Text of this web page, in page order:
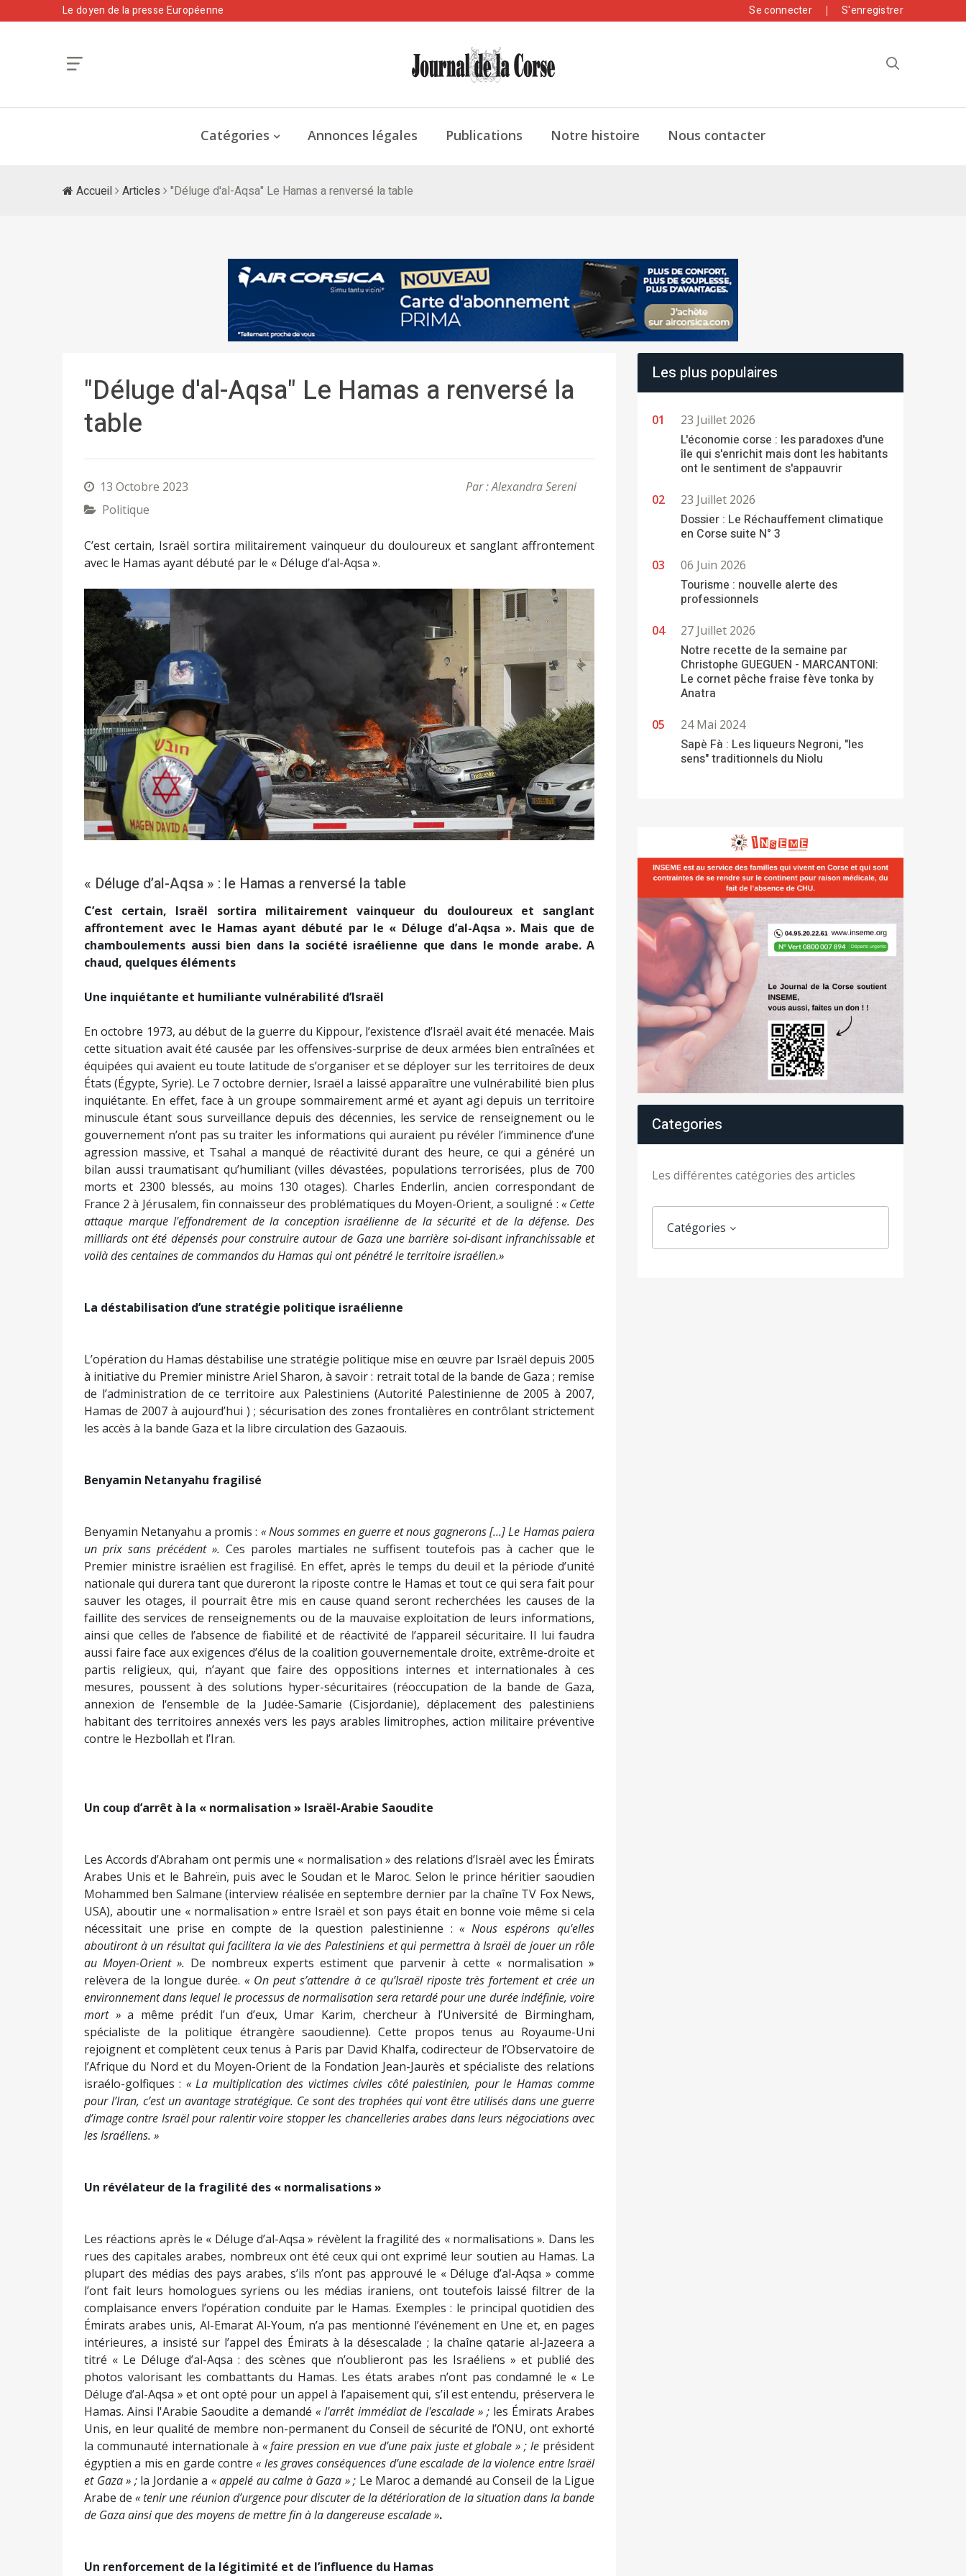
Le doyen de la presse Européenne Se connecter S'enregistrer
Catégories Annonces légales Publications Notre histoire Nous contacter
Accueil Articles "Déluge d'al-Aqsa" Le Hamas a renversé la table
"Déluge d'al-Aqsa" Le Hamas a renversé la
table
13 Octobre 2023
Par : Alexandra Sereni
Politique
C’est certain, Israël sortira militairement vainqueur du douloureux et sanglant affrontement
avec le Hamas ayant débuté par le « Déluge d’al-Aqsa ».
Précédent Suivant
« Déluge d’al-Aqsa » : le Hamas a renversé la table
C’est certain, Israël sortira militairement vainqueur du douloureux et sanglant
affrontement avec le Hamas ayant débuté par le « Déluge d’al-Aqsa ». Mais que de
chamboulements aussi bien dans la société israélienne que dans le monde arabe. A
chaud, quelques éléments
Une inquiétante et humiliante vulnérabilité d’Israël
En octobre 1973, au début de la guerre du Kippour, l’existence d’Israël avait été menacée. Mais
cette situation avait été causée par les offensives-surprise de deux armées bien entraînées et
équipées qui avaient eu toute latitude de s’organiser et se déployer sur les territoires de deux
États (Égypte, Syrie). Le 7 octobre dernier, Israël a laissé apparaître une vulnérabilité bien plus
inquiétante. En effet, face à un groupe sommairement armé et ayant agi depuis un territoire
minuscule étant sous surveillance depuis des décennies, les service de renseignement ou le
gouvernement n’ont pas su traiter les informations qui auraient pu révéler l’imminence d’une
agression massive, et Tsahal a manqué de réactivité durant des heure, ce qui a généré un
bilan aussi traumatisant qu’humiliant (villes dévastées, populations terrorisées, plus de 700
morts et 2300 blessés, au moins 130 otages). Charles Enderlin, ancien correspondant de
France 2 à Jérusalem, fin connaisseur des problématiques du Moyen-Orient, a souligné : « Cette
attaque marque l'effondrement de la conception israélienne de la sécurité et de la défense. Des
milliards ont été dépensés pour construire autour de Gaza une barrière soi-disant infranchissable et
voilà des centaines de commandos du Hamas qui ont pénétré le territoire israélien.»
La déstabilisation d’une stratégie politique israélienne
L’opération du Hamas déstabilise une stratégie politique mise en œuvre par Israël depuis 2005
à initiative du Premier ministre Ariel Sharon, à savoir : retrait total de la bande de Gaza ; remise
de l’administration de ce territoire aux Palestiniens (Autorité Palestinienne de 2005 à 2007,
Hamas de 2007 à aujourd’hui ) ; sécurisation des zones frontalières en contrôlant strictement
les accès à la bande Gaza et la libre circulation des Gazaouis.
Benyamin Netanyahu fragilisé
Benyamin Netanyahu a promis : « Nous sommes en guerre et nous gagnerons […] Le Hamas paiera
un prix sans précédent ». Ces paroles martiales ne suffisent toutefois pas à cacher que le
Premier ministre israélien est fragilisé. En effet, après le temps du deuil et la période d’unité
nationale qui durera tant que dureront la riposte contre le Hamas et tout ce qui sera fait pour
sauver les otages, il pourrait être mis en cause quand seront recherchées les causes de la
faillite des services de renseignements ou de la mauvaise exploitation de leurs informations,
ainsi que celles de l’absence de fiabilité et de réactivité de l’appareil sécuritaire. Il lui faudra
aussi faire face aux exigences d’élus de la coalition gouvernementale droite, extrême-droite et
partis religieux, qui, n’ayant que faire des oppositions internes et internationales à ces
mesures, poussent à des solutions hyper-sécuritaires (réoccupation de la bande de Gaza,
annexion de l‘ensemble de la Judée-Samarie (Cisjordanie), déplacement des palestiniens
habitant des territoires annexés vers les pays arables limitrophes, action militaire préventive
contre le Hezbollah et l’Iran.
Un coup d’arrêt à la « normalisation » Israël-Arabie Saoudite
Les Accords d’Abraham ont permis une « normalisation » des relations d’Israël avec les Émirats
Arabes Unis et le Bahreïn, puis avec le Soudan et le Maroc. Selon le prince héritier saoudien
Mohammed ben Salmane (interview réalisée en septembre dernier par la chaîne TV Fox News,
USA), aboutir une « normalisation » entre Israël et son pays était en bonne voie même si cela
nécessitait une prise en compte de la question palestinienne :« Nous espérons qu'elles
aboutiront à un résultat qui facilitera la vie des Palestiniens et qui permettra à Israël de jouer un rôle
au Moyen-Orient ». De nombreux experts estiment que parvenir à cette « normalisation »
relèvera de la longue durée. « On peut s’attendre à ce qu’Israël riposte très fortement et crée un
environnement dans lequel le processus de normalisation sera retardé pour une durée indéfinie, voire
mort »a même prédit l’un d’eux, Umar Karim, chercheur à l’Université de Birmingham,
spécialiste de la politique étrangère saoudienne). Cette propos tenus au Royaume-Uni
rejoignent et complètent ceux tenus à Paris par David Khalfa, codirecteur de l’Observatoire de
l’Afrique du Nord et du Moyen-Orient de la Fondation Jean-Jaurès et spécialiste des relations
israélo-golfiques : « La multiplication des victimes civiles côté palestinien, pour le Hamas comme
pour l’Iran, c’est un avantage stratégique. Ce sont des trophées qui vont être utilisés dans une guerre
d’image contre Israël pour ralentir voire stopper les chancelleries arabes dans leurs négociations avec
les Israéliens. »
Un révélateur de la fragilité des « normalisations »
Les réactions après le « Déluge d’al-Aqsa » révèlent la fragilité des « normalisations ». Dans les
rues des capitales arabes, nombreux ont été ceux qui ont exprimé leur soutien au Hamas. La
plupart des médias des pays arabes, s’ils n’ont pas approuvé le « Déluge d’al-Aqsa » comme
l’ont fait leurs homologues syriens ou les médias iraniens, ont toutefois laissé filtrer de la
complaisance envers l’opération conduite par le Hamas. Exemples : le principal quotidien des
Émirats arabes unis, Al-Emarat Al-Youm, n’a pas mentionné l’événement en Une et, en pages
intérieures, a insisté sur l’appel des Émirats à la désescalade ; la chaîne qatarie al-Jazeera a
titré « Le Déluge d’al-Aqsa : des scènes que n’oublieront pas les Israéliens » et publié des
photos valorisant les combattants du Hamas. Les états arabes n’ont pas condamné le « Le
Déluge d’al-Aqsa » et ont opté pour un appel à l’apaisement qui, s’il est entendu, préservera le
Hamas. Ainsi l'Arabie Saoudite a demandé« l'arrêt immédiat de l'escalade » ; les Émirats Arabes
Unis, en leur qualité de membre non-permanent du Conseil de sécurité de l’ONU, ont exhorté
la communauté internationale à « faire pression en vue d’une paix juste et globale » ; le président
égyptien a mis en garde contre« les graves conséquences d’une escalade de la violence entre Israël
et Gaza » ; la Jordanie a « appelé au calme à Gaza » ; Le Maroc a demandé au Conseil de la Ligue
Arabe de« tenir une réunion d’urgence pour discuter de la détérioration de la situation dans la bande
de Gaza ainsi que des moyens de mettre fin à la dangereuse escalade ».
Un renforcement de la légitimité et de l’influence du Hamas
Les plus populaires
23 Juillet 2026
L'économie corse : les paradoxes d'une
île qui s'enrichit mais dont les habitants
ont le sentiment de s'appauvrir
23 Juillet 2026
Dossier : Le Réchauffement climatique
en Corse suite N° 3
06 Juin 2026
Tourisme : nouvelle alerte des
professionnels
27 Juillet 2026
Notre recette de la semaine par
Christophe GUEGUEN - MARCANTONI:
Le cornet pêche fraise fève tonka by
Anatra
24 Mai 2024
Sapè Fà : Les liqueurs Negroni, "les
sens" traditionnels du Niolu
Categories
Les différentes catégories des articles
Catégories